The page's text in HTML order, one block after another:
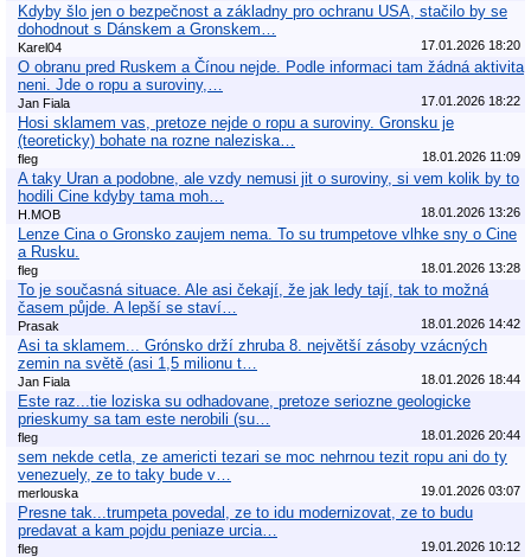
Kdyby šlo jen o bezpečnost a základny pro ochranu USA, stačilo by se
dohodnout s Dánskem a Gronskem…
Karel04 17.01.2026 18:20
O obranu pred Ruskem a Čínou nejde. Podle informaci tam žádná aktivita
neni. Jde o ropu a suroviny,…
Jan Fiala 17.01.2026 18:22
Hosi sklamem vas, pretoze nejde o ropu a suroviny. Gronsku je
(teoreticky) bohate na rozne naleziska…
fleg 18.01.2026 11:09
A taky Uran a podobne, ale vzdy nemusi jit o suroviny, si vem kolik by to
hodili Cine kdyby tama moh…
H.MOB 18.01.2026 13:26
Lenze Cina o Gronsko zaujem nema. To su trumpetove vlhke sny o Cine
a Rusku.
fleg 18.01.2026 13:28
To je současná situace. Ale asi čekají, že jak ledy tají, tak to možná
časem půjde. A lepší se staví…
Prasak 18.01.2026 14:42
Asi ta sklamem... Grónsko drží zhruba 8. největší zásoby vzácných
zemin na světě (asi 1,5 milionu t…
Jan Fiala 18.01.2026 18:44
Este raz...tie loziska su odhadovane, pretoze seriozne geologicke
prieskumy sa tam este nerobili (su…
fleg 18.01.2026 20:44
sem nekde cetla, ze americti tezari se moc nehrnou tezit ropu ani do ty
venezuely, ze to taky bude v…
merlouska 19.01.2026 03:07
Presne tak...trumpeta povedal, ze to idu modernizovat, ze to budu
predavat a kam pojdu peniaze urcia…
fleg 19.01.2026 10:12